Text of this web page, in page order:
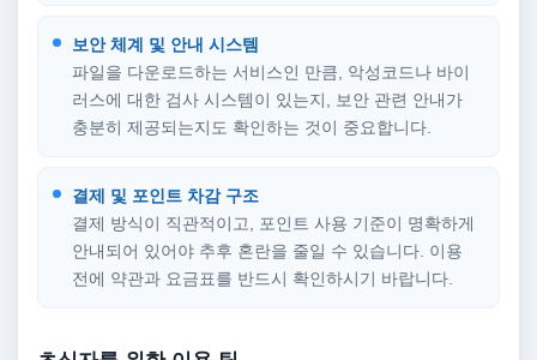
보안 체계 및 안내 시스템
파일을 다운로드하는 서비스인 만큼, 악성코드나 바이
러스에 대한 검사 시스템이 있는지, 보안 관련 안내가
충분히 제공되는지도 확인하는 것이 중요합니다.
결제 및 포인트 차감 구조
결제 방식이 직관적이고, 포인트 사용 기준이 명확하게
안내되어 있어야 추후 혼란을 줄일 수 있습니다. 이용
전에 약관과 요금표를 반드시 확인하시기 바랍니다.